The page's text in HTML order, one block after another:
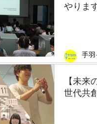
やりま
手羽
【未来
世代共